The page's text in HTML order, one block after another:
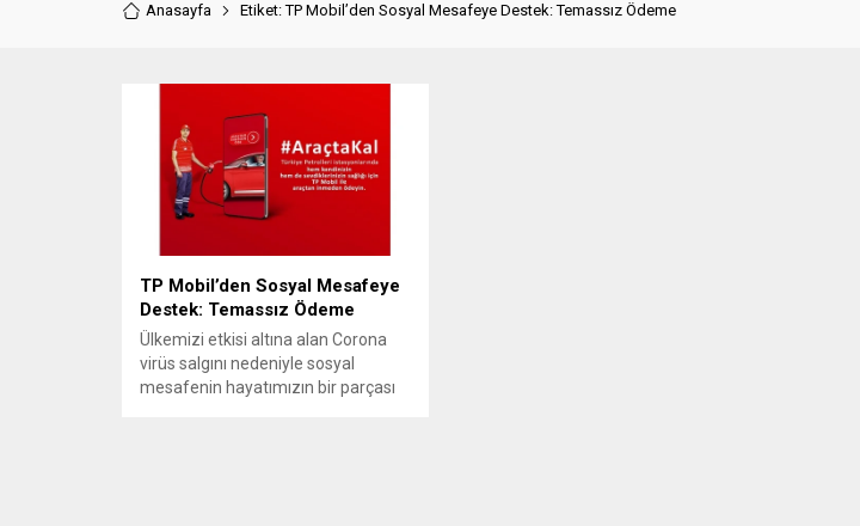
Anasayfa Etiket: TP Mobil’den Sosyal Mesafeye Destek: Temassız Ödeme
TP Mobil’den Sosyal Mesafeye
Destek: Temassız Ödeme
Ülkemizi etkisi altına alan Corona
virüs salgını nedeniyle sosyal
mesafenin hayatımızın bir parçası